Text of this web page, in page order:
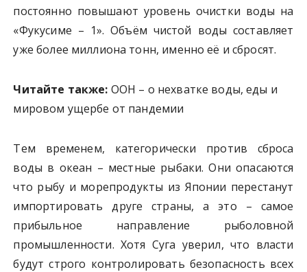
постоянно повышают уровень очистки воды на
«Фукусиме – 1». Объём чистой воды составляет
уже более миллиона тонн, именно её и сбросят.
Читайте также: ООН – о нехватке воды, еды и
мировом ущербе от пандемии
Тем временем, категорически против сброса
воды в океан – местные рыбаки. Они опасаются
что рыбу и морепродукты из Японии перестанут
импортировать друге страны, а это – самое
прибыльное направление рыболовной
промышленности. Хотя Суга уверил, что власти
будут строго контролировать безопасность всех